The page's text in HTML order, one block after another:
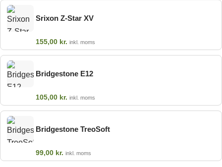
Srixon Z-Star XV
155,00 kr. inkl. moms
Bridgestone E12
105,00 kr. inkl. moms
Bridgestone TreoSoft
99,00 kr. inkl. moms